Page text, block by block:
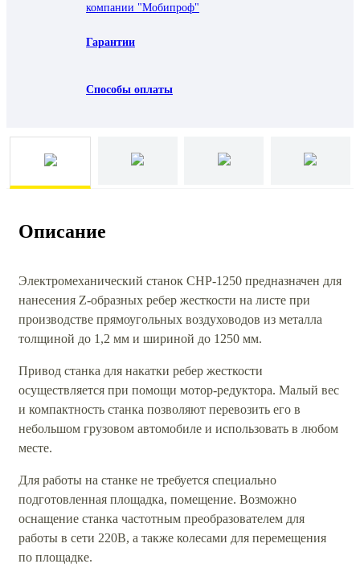
компании "Мобипроф"
Гарантии
Способы оплаты
Описание
Электромеханический станок СНР-1250 предназначен для
нанесения Z-образных ребер жесткости на листе при
производстве прямоугольных воздуховодов из металла
толщиной до 1,2 мм и шириной до 1250 мм.
Привод станка для накатки ребер жесткости
осуществляется при помощи мотор-редуктора. Малый вес
и компактность станка позволяют перевозить его в
небольшом грузовом автомобиле и использовать в любом
месте.
Для работы на станке не требуется специально
подготовленная площадка, помещение. Возможно
оснащение станка частотным преобразователем для
работы в сети 220В, а также колесами для перемещения
по площадке.